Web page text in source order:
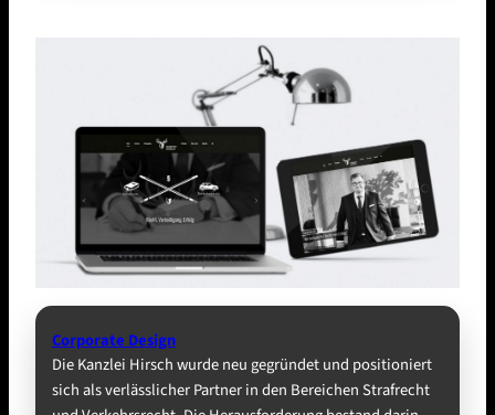
Corporate Design
Die Kanzlei Hirsch wurde neu gegründet und positioniert
sich als verlässlicher Partner in den Bereichen Strafrecht